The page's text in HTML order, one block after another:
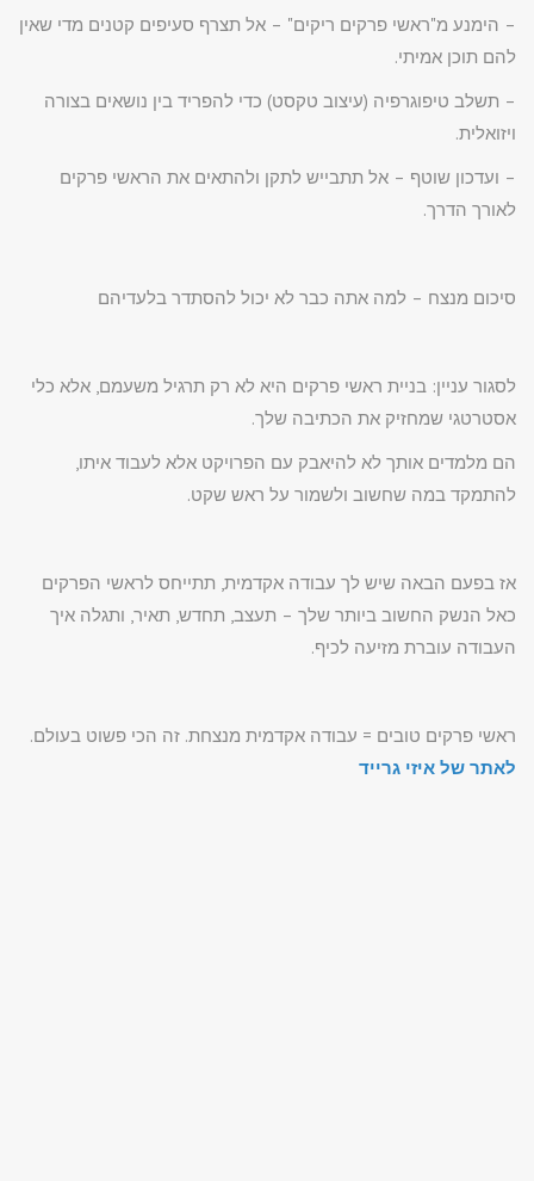
– הימנע מ"ראשי פרקים ריקים" – אל תצרף סעיפים קטנים מדי שאין
להם תוכן אמיתי.
– תשלב טיפוגרפיה (עיצוב טקסט) כדי להפריד בין נושאים בצורה
ויזואלית.
– ועדכון שוטף – אל תתבייש לתקן ולהתאים את הראשי פרקים
לאורך הדרך.
סיכום מנצח – למה אתה כבר לא יכול להסתדר בלעדיהם
לסגור עניין: בניית ראשי פרקים היא לא רק תרגיל משעמם, אלא כלי
אסטרטגי שמחזיק את הכתיבה שלך.
הם מלמדים אותך לא להיאבק עם הפרויקט אלא לעבוד איתו,
להתמקד במה שחשוב ולשמור על ראש שקט.
אז בפעם הבאה שיש לך עבודה אקדמית, תתייחס לראשי הפרקים
כאל הנשק החשוב ביותר שלך – תעצב, תחדש, תאיר, ותגלה איך
העבודה עוברת מזיעה לכיף.
ראשי פרקים טובים = עבודה אקדמית מנצחת. זה הכי פשוט בעולם.
לאתר של איזי גרייד